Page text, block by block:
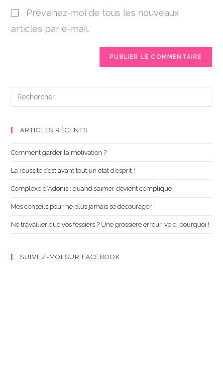
Prévenez-moi de tous les nouveaux
articles par e-mail.
ARTICLES RÉCENTS
Comment garder la motivation ?
La réussite c’est avant tout un état d’esprit !
Complexe d’Adonis : quand s’aimer devient compliqué
Mes conseils pour ne plus jamais se décourager !
Ne travailler que vos fessiers ? Une grossière erreur, voici pourquoi !
SUIVEZ-MOI SUR FACEBOOK